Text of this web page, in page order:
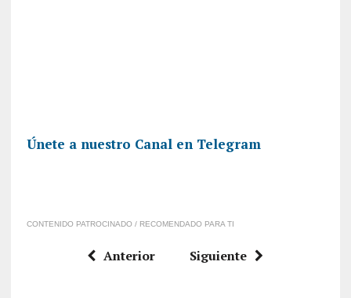
Únete a nuestro Canal en Telegram
CONTENIDO PATROCINADO / RECOMENDADO PARA TI
Anterior Siguiente